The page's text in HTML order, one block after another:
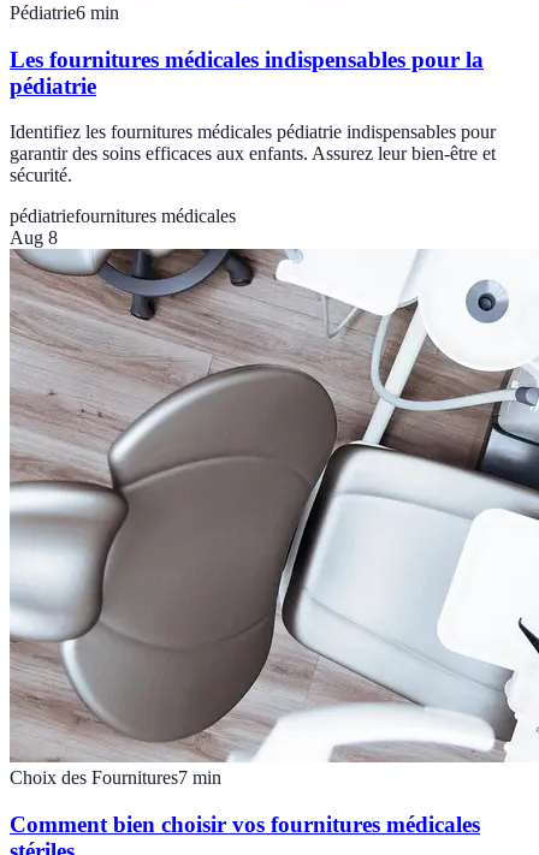
Pédiatrie6 min
Les fournitures médicales indispensables pour la
pédiatrie
Identifiez les fournitures médicales pédiatrie indispensables pour
garantir des soins efficaces aux enfants. Assurez leur bien-être et
sécurité.
pédiatriefournitures médicales
Aug 8
Choix des Fournitures7 min
Comment bien choisir vos fournitures médicales